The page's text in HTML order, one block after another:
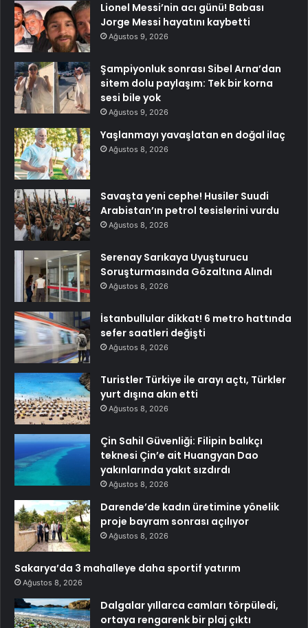
Lionel Messi’nin acı günü! Babası
Jorge Messi hayatını kaybetti
Ağustos 9, 2026
Şampiyonluk sonrası Sibel Arna’dan
sitem dolu paylaşım: Tek bir korna
sesi bile yok
Ağustos 9, 2026
Yaşlanmayı yavaşlatan en doğal ilaç
Ağustos 8, 2026
Savaşta yeni cephe! Husiler Suudi
Arabistan’ın petrol tesislerini vurdu
Ağustos 8, 2026
Serenay Sarıkaya Uyuşturucu
Soruşturmasında Gözaltına Alındı
Ağustos 8, 2026
İstanbullular dikkat! 6 metro hattında
sefer saatleri değişti
Ağustos 8, 2026
Turistler Türkiye ile arayı açtı, Türkler
yurt dışına akın etti
Ağustos 8, 2026
Çin Sahil Güvenliği: Filipin balıkçı
teknesi Çin’e ait Huangyan Dao
yakınlarında yakıt sızdırdı
Ağustos 8, 2026
Darende’de kadın üretimine yönelik
proje bayram sonrası açılıyor
Ağustos 8, 2026
Sakarya’da 3 mahalleye daha sportif yatırım
Ağustos 8, 2026
Dalgalar yıllarca camları törpüledi,
ortaya rengarenk bir plaj çıktı